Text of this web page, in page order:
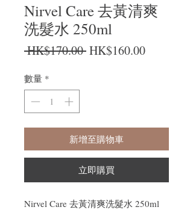
Nirvel Care 去黃清爽
洗髮水 250ml
HK$170.00 一般價格
HK$160.00促銷價格
數量 *
新增至購物車
立即購買
Nirvel Care 去黃清爽洗髮水 250ml